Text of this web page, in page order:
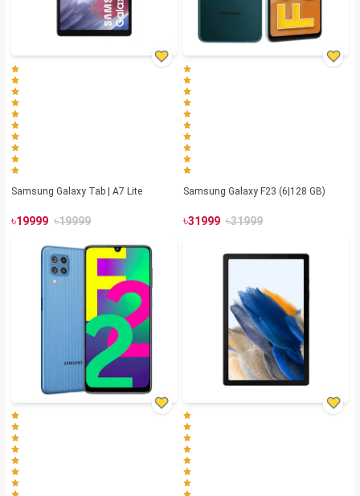
Samsung Galaxy Tab | A7 Lite
৳19999 ৳19999
Samsung Galaxy F23 (6|128 GB)
৳31999 ৳31999